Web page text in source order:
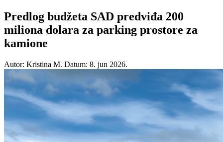
Predlog budžeta SAD predviđa 200
miliona dolara za parking prostore za
kamione
Autor: Kristina M. Datum: 8. jun 2026.